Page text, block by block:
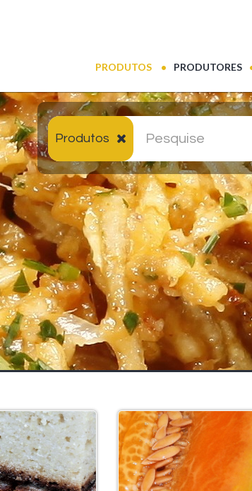
PRODUTOS (CURRENT)
PRODUTORES
Produtos